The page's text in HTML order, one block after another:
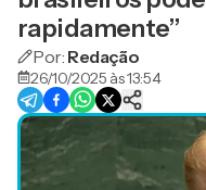
rapidamente”
Por: Redação
26/10/2025 às 13:54